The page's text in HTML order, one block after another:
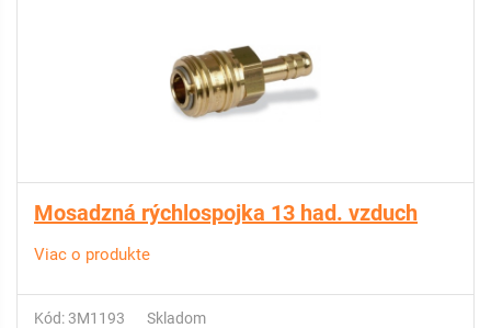
Mosadzná rýchlospojka 13 had. vzduch
Viac o produkte
Kód: 3M1193 Skladom